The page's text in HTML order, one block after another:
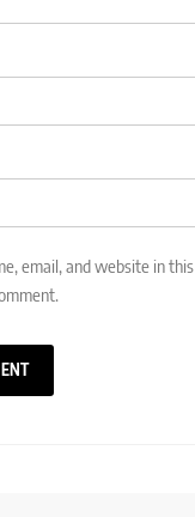
email, and website in